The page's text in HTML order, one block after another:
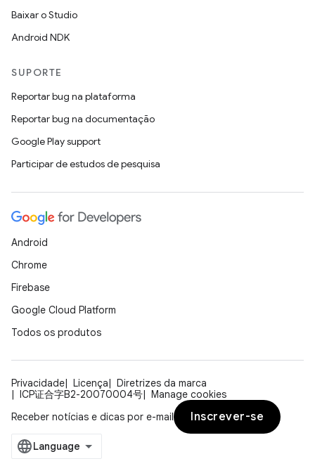
Baixar o Studio
Android NDK
SUPORTE
Reportar bug na plataforma
Reportar bug na documentação
Google Play support
Participar de estudos de pesquisa
Android
Chrome
Firebase
Google Cloud Platform
Todos os produtos
Privacidade Licença
Diretrizes da marca
ICP证合字B2-20070004号
Manage cookies
Receber notícias e dicas por e-mail
Inscrever-se